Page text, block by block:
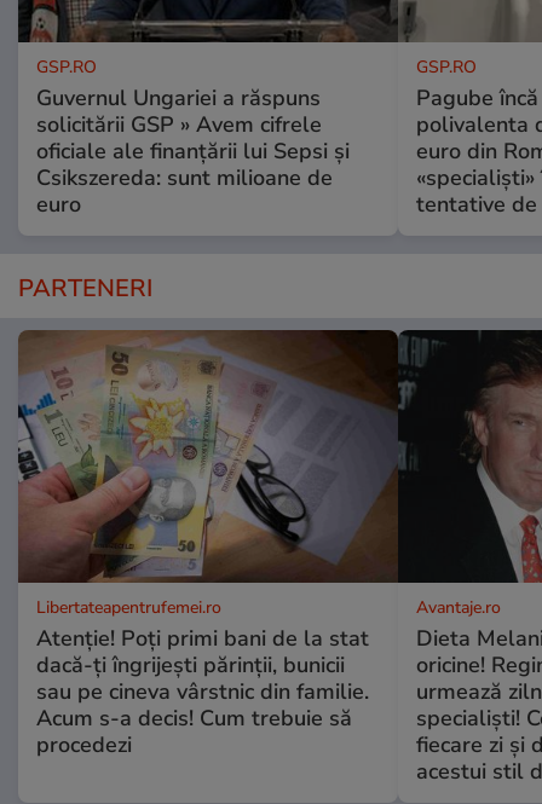
GSP.RO
Guvernul Ungariei a răspuns
solicitării GSP » Avem cifrele
oficiale ale finanțării lui Sepsi și
Csikszereda: sunt milioane de
euro
GSP.RO
Pagube
polivalenta
euro din
tentative de
PARTENERI
Libertateapentrufemei.ro
Atenție! Poți primi bani de la stat
dacă-ți îngrijești părinții, bunicii
sau pe cineva vârstnic din familie.
Acum s-a decis! Cum trebuie să
procedezi
Avantaje.ro
Dieta
oricine!
urmează
specialiști!
fiecare zi și
acestui stil